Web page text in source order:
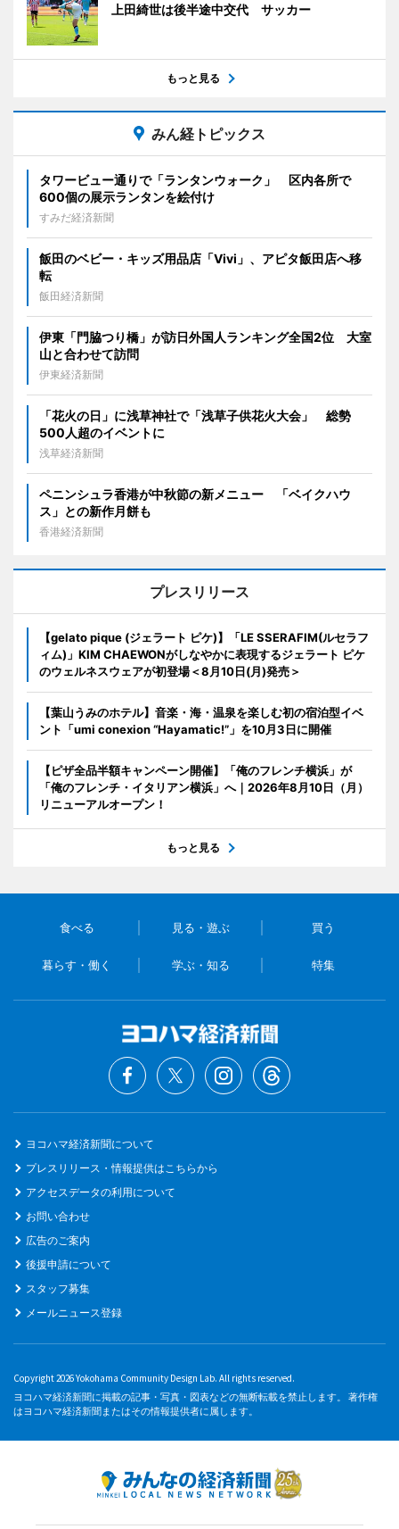
上田綺世は後半途中交代 サッカー
もっと見る
みん経トピックス
タワービュー通りで「ランタンウォーク」 区内各所で
600個の展示ランタンを絵付け
すみだ経済新聞
飯田のベビー・キッズ用品店「Vivi」、アピタ飯田店へ移
転
飯田経済新聞
伊東「門脇つり橋」が訪日外国人ランキング全国2位 大室
山と合わせて訪問
伊東経済新聞
「花火の日」に浅草神社で「浅草子供花火大会」 総勢
500人超のイベントに
浅草経済新聞
ペニンシュラ香港が中秋節の新メニュー 「ベイクハウ
ス」との新作月餅も
香港経済新聞
プレスリリース
【gelato pique (ジェラート ピケ)】「LE SSERAFIM(ルセラフ
ィム)」KIM CHAEWONがしなやかに表現するジェラート ピケ
のウェルネスウェアが初登場＜8月10日(月)発売＞
【葉山うみのホテル】音楽・海・温泉を楽しむ初の宿泊型イベ
ント「umi conexion “Hayamatic!”」を10月3日に開催
【ピザ全品半額キャンペーン開催】「俺のフレンチ横浜」が
「俺のフレンチ・イタリアン横浜」へ｜2026年8月10日（月）
リニューアルオープン！
もっと見る
食べる 見る・遊ぶ 買う
暮らす・働く 学ぶ・知る 特集
ヨコハマ経済新聞について
プレスリリース・情報提供はこちらから
アクセスデータの利用について
お問い合わせ
広告のご案内
後援申請について
スタッフ募集
メールニュース登録
Copyright 2026 Yokohama Community Design Lab. All rights reserved.
ヨコハマ経済新聞に掲載の記事・写真・図表などの無断転載を禁止します。 著作権
はヨコハマ経済新聞またはその情報提供者に属します。